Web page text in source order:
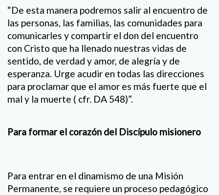
“De esta manera podremos salir al encuentro de
las personas, las familias, las comunidades para
comunicarles y compartir el don del encuentro
con Cristo que ha llenado nuestras vidas de
sentido, de verdad y amor, de alegría y de
esperanza. Urge acudir en todas las direcciones
para proclamar que el amor es más fuerte que el
mal y la muerte ( cfr. DA 548)”.
Para formar el corazón del Discípulo misionero
Para entrar en el dinamismo de una Misión
Permanente, se requiere un proceso pedagógico